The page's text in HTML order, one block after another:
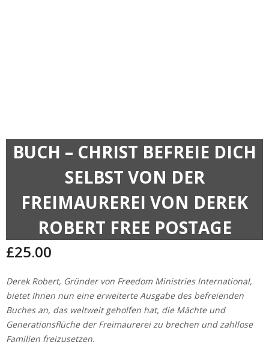
BUCH – CHRIST BEFREIE DICH
SELBST VON DER
FREIMAUREREI VON DEREK
ROBERT FREE POSTAGE
£25.00
Derek Robert, Gründer von Freedom Ministries International,
bietet Ihnen nun eine erweiterte Ausgabe des befreienden
Buches an, das weltweit geholfen hat, die Mächte und
Generationsflüche der Freimaurerei zu brechen und zahllose
Familien freizusetzen.